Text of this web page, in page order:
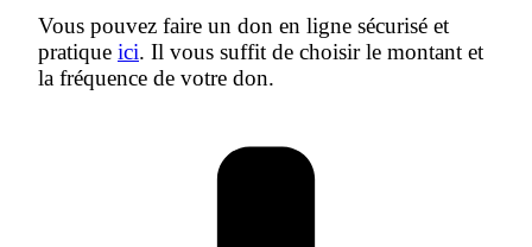
Vous pouvez faire un don en ligne sécurisé et
pratique ici. Il vous suffit de choisir le montant et
la fréquence de votre don.